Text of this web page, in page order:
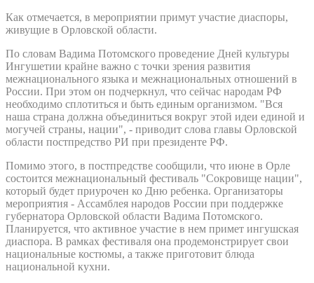
Как отмечается, в мероприятии примут участие диаспоры,
живущие в Орловской области.
По словам Вадима Потомского проведение Дней культуры
Ингушетии крайне важно с точки зрения развития
межнационального языка и межнациональных отношений в
России. При этом он подчеркнул, что сейчас народам РФ
необходимо сплотиться и быть единым организмом. "Вся
наша страна должна объединиться вокруг этой идеи единой и
могучей страны, нации", - приводит слова главы Орловской
области постпредство РИ при президенте РФ.
Помимо этого, в постпредстве сообщили, что июне в Орле
состоится межнациональный фестиваль "Сокровище нации",
который будет приурочен ко Дню ребенка. Организаторы
мероприятия - Ассамблея народов России при поддержке
губернатора Орловской области Вадима Потомского.
Планируется, что активное участие в нем примет ингушская
диаспора. В рамках фестиваля она продемонстрирует свои
национальные костюмы, а также приготовит блюда
национальной кухни.